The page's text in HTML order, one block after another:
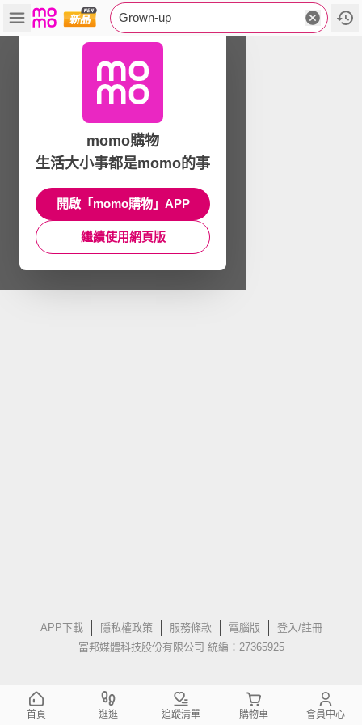
Grown-up
APP下載 隱私權政策 服務條款 電腦版
登入/註冊
富邦媒體科技股份有限公司 統編：27365925
momo購物
生活大小事都是momo的事
開啟「momo購物」APP
繼續使用網頁版
首頁 逛逛 追蹤清單 購物車 會員中心